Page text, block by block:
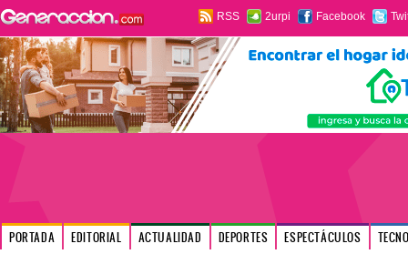
RSS 2urpi Facebook
PORTADA EDITORIAL ACTUALIDAD DEPORTES ESPECTÁCULOS